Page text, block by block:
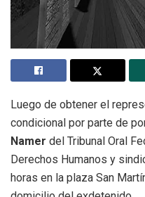
Luego de obtener el
condicional por parte de
Namer del Tribunal Oral
Derechos Humanos y
horas en la plaza San